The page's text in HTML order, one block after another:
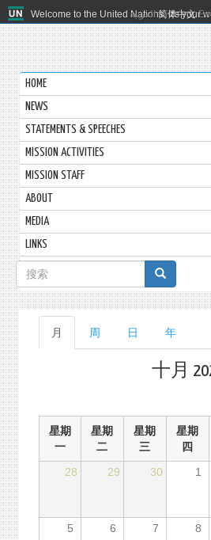
Welcome to the United Nations. It's your
العربية 简体中文
HOME
NEWS
STATEMENTS & SPEECHES
MISSION ACTIVITIES
MISSION STAFF
ABOUT
MEDIA
LINKS
搜
索
表
单
主
标
月 周 日 年
十月
星期
一
星期
二
星期
三
星期
四
28
29 30 1
5 6 7 8